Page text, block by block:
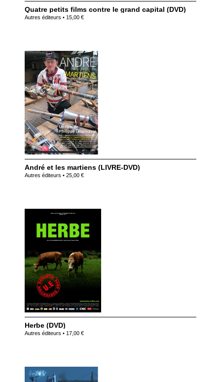
Quatre petits films contre le grand capital (DVD)
Autres éditeurs • 15,00 €
André et les martiens (LIVRE-DVD)
Autres éditeurs • 25,00 €
Herbe (DVD)
Autres éditeurs • 17,00 €